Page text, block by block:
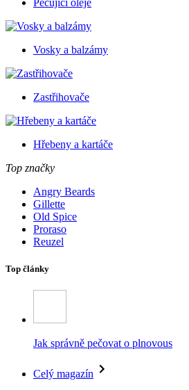
Vosky a balzámy
Zastřihovače
Hřebeny a kartáče
Top značky
Angry Beards
Gillette
Old Spice
Proraso
Reuzel
Top články
Jak správně pečovat o plnovous
Celý magazín